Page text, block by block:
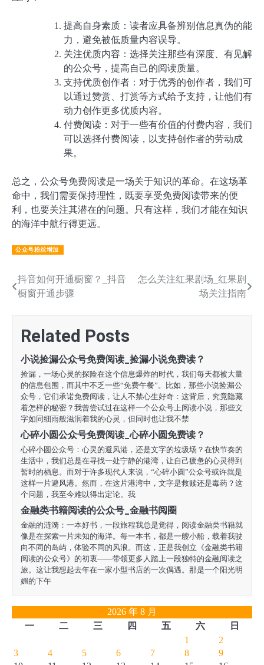
提高自身素质：读者应具备辨别信息真伪的能
力，避免被低质量内容误导。
关注优质内容：选择关注那些有深度、有见解
的公众号，提高自己的阅读质量。
支持优质创作者：对于优秀的创作者，我们可
以通过赞赏、打赏等方式给予支持，让他们有
动力创作更多优质内容。
付费阅读：对于一些有价值的付费内容，我们
可以选择付费阅读，以支持创作者的劳动成
果。
总之，公众号免费阅读是一场关于知识的革命。在这场革
命中，我们需要保持理性，既要享受免费阅读带来的便
利，也要关注其潜在的问题。只有这样，我们才能在知识
的海洋中航行得更远。
公众号粉丝增加
文
章
航
抖音如何开通橱窗？_抖音
橱窗开通步骤
怎么关注红果剧场_红果剧
场关注指南
Related Posts
小说捡漏公众号免费阅读_捡漏小说免费读？
捡漏，一场心灵的探险在这个信息爆炸的时代，我们每天都被大量
的信息包围，而其中不乏一些“免费午餐”。比如，那些小说捡漏公
众号，它们承诺免费阅读，让人不禁心生好奇：这背后，究竟隐藏
着怎样的秘密？我曾尝试过在这样一个公众号上阅读小说，那些文
字如同细雨般滋润着我的心灵，但同时也让我不禁
心碎小圆公众号免费阅读_心碎小圆免费读？
心碎小圆公众号：心灵的避风港，还是文字的垃圾场？在快节奏的
生活中，我们总是在寻找一处宁静的港湾，让自己疲惫的心灵得到
暂时的栖息。而对于许多现代人来说，“心碎小圆”公众号或许就是
这样一片避风港。然而，在这片港湾中，文字是救赎还是毒药？这
个问题，我至今难以得出定论。我
金融类书籍阅读的公众号_金融书阅圈
金融的涟漪：一本好书，一段旅程我总是觉得，阅读金融类书籍就
像是在探索一片未知的海洋。每一本书，都是一艘小船，载着我驶
向不同的岛屿，体验不同的风浪。而这，正是我创立《金融类书籍
阅读的公众号》的初衷——带领更多人踏上一段独特的金融阅读之
旅。这让我想起去年在一家小型书店的一次偶遇。那是一个阳光明
媚的下午
2026 年 8 月
一
二 三 四 五 六
日
1
2
3
4 5 6 7 8
9